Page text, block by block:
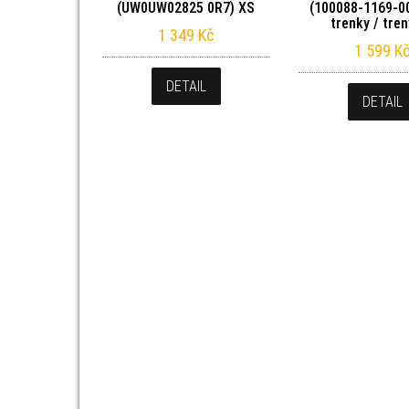
(UW0UW02825 0R7) XS
1 349 Kč
DETAIL
(100088-1169-
trenky /
1 599
DETAIL